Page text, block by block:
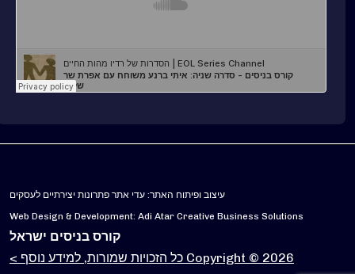
עיצוב ופיתוח האתר: עדי אתר פתרונות יצירתיים לעסקים
Web Design & Development: Adi Atar Creative Business Solutions
קורס בניסים ישראל
Copyright © 2026 כל הזכויות שמורות, למידע נוסף >